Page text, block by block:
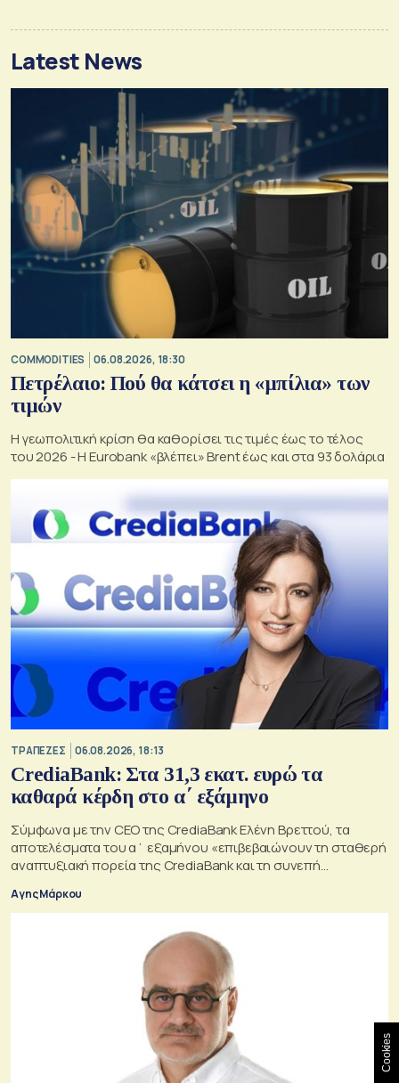
Latest News
COMMODITIES 06.08.2026, 18:30
Πετρέλαιο: Πού θα κάτσει η «μπίλια» των
τιμών
Η γεωπολιτική κρίση θα καθορίσει τις τιμές έως το τέλος
του 2026 - Η Eurobank «βλέπει» Brent έως και στα 93 δολάρια
ΤΡΑΠΕΖΕΣ 06.08.2026, 18:13
CrediaBank: Στα 31,3 εκατ. ευρώ τα
καθαρά κέρδη στο α΄ εξάμηνο
Σύμφωνα με την CEO της CrediaBank Ελένη Βρεττού, τα
αποτελέσματα του α΄ εξαμήνου «επιβεβαιώνουν τη σταθερή
αναπτυξιακή πορεία της CrediaBank και τη συνεπή
Αγης Μάρκου
Cookies